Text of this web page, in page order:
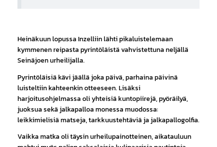
Heinäkuun lopussa Inzelliin lähti pikaluistelemaan
kymmenen reipasta pyrintöläistä vahvistettuna neljällä
Seinäjoen urheilijalla.
Pyrintöläisiä kävi jäällä joka päivä, parhaina päivinä
luisteltiin kahteenkin otteeseen. Lisäksi
harjoitusohjelmassa oli yhteisiä kuntopiirejä, pyöräilyä,
juoksua sekä jalkapalloa monessa muodossa:
leikkimielisiä matseja, tarkkuustehtäviä ja jalkapallogolfia.
Vaikka matka oli täysin urheilupainotteinen, aikatauluun